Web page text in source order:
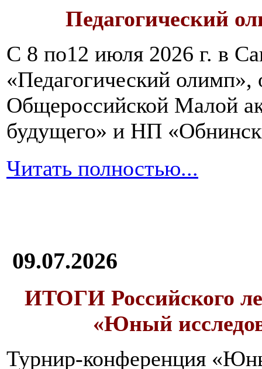
Педагогический
С 8 по12 июля 2026 г. в
«Педагогический олимп»,
Общероссийской Малой
будущего» и НП
Читать полностью...
09.07.2026
ИТОГИ Российского
«Юный
Турнир-конференция